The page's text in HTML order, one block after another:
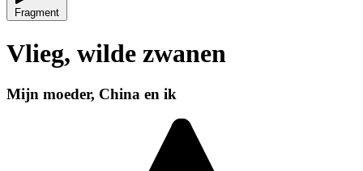
Fragment
Vlieg, wilde zwanen
Mijn moeder, China en ik